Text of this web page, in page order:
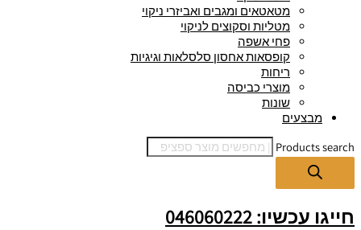
מטאטאים ומגבים ואביזרי ניקוי
מטליות וסקוצים לניקוי
פחי אשפה
קופסאות אחסון סלסלאות וגיגיות
ריחות
מוצרי כביסה
שונות
מבצעים
Products search
חייגו עכשיו: 046060222